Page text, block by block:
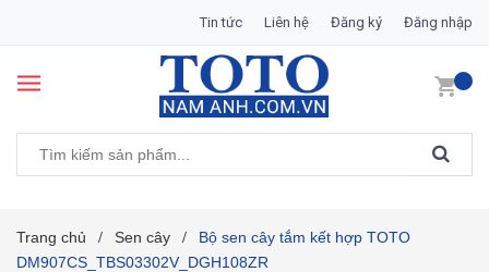
Tin tức Liên hệ Đăng ký Đăng nhập
Trang chủ / Sen cây /
Bộ sen cây tắm kết hợp TOTO
DM907CS_TBS03302V_DGH108ZR